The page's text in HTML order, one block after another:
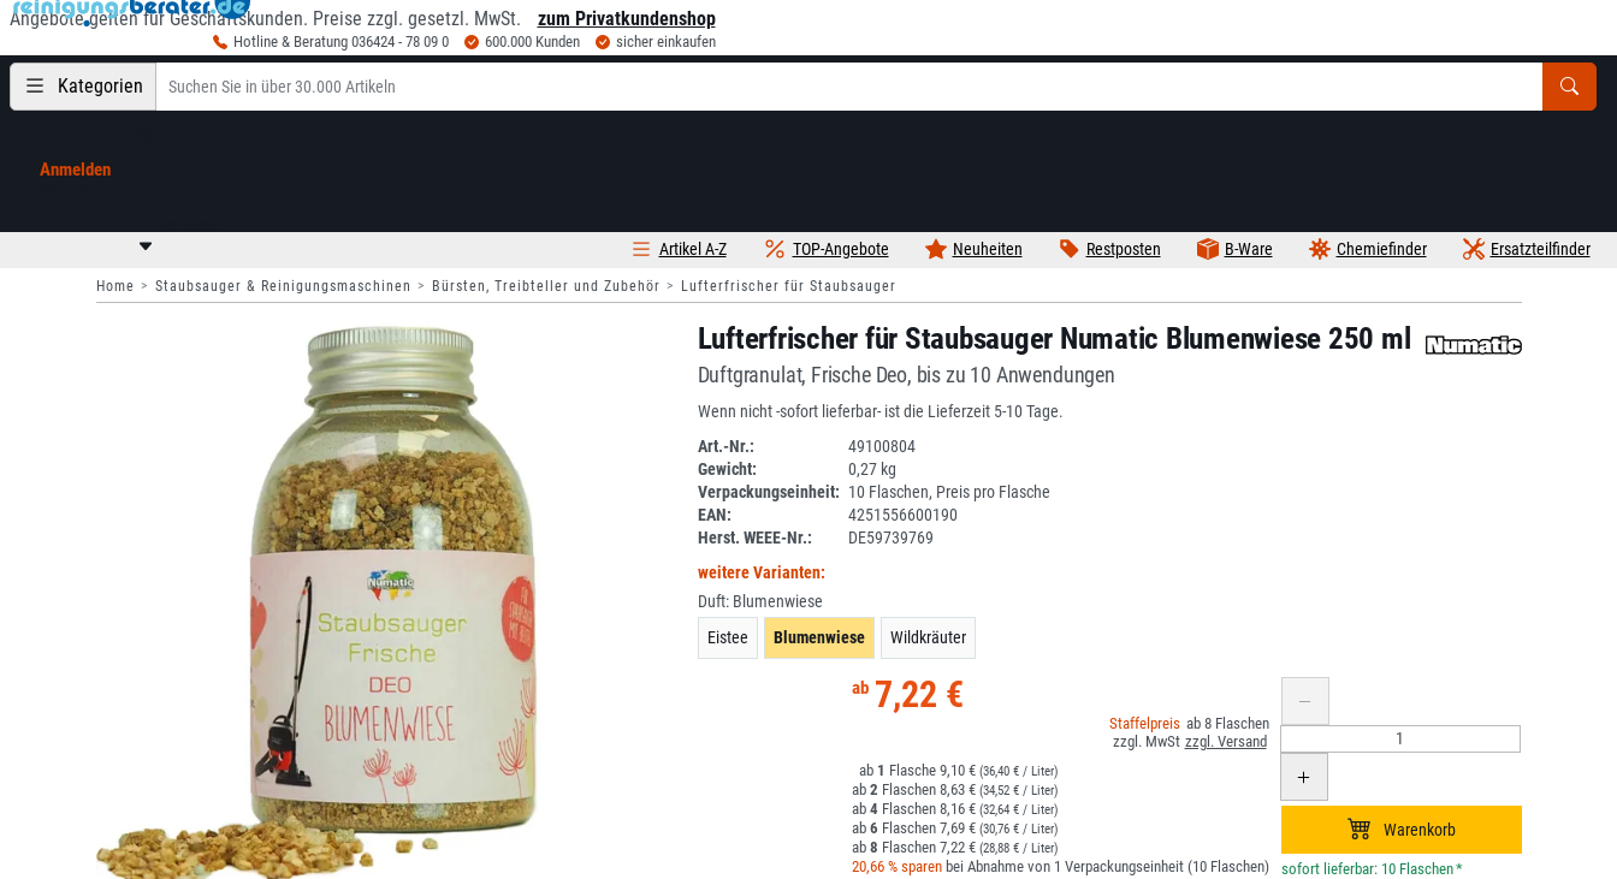
Angebote gelten für Geschäftskunden. Preise zzgl. gesetzl. MwSt. zum Privatkundenshop
Hotline & Beratung 036424 - 78 09 0 600.000 Kunden sicher einkaufen
Kategorien
Anmelden
Ersatzteilfinder
Chemiefinder
B-Ware
Restposten
Neuheiten
TOP-Angebote
Artikel A-Z
Home Staubsauger & Reinigungsmaschinen Bürsten, Treibteller und Zubehör Lufterfrischer für Staubsauger
Lufterfrischer für Staubsauger Numatic Blumenwiese 250 ml
Duftgranulat, Frische Deo, bis zu 10 Anwendungen
Wenn nicht -sofort lieferbar- ist die Lieferzeit 5-10 Tage.
Art.-Nr.:
49100804
Gewicht:
0,27 kg
Verpackungseinheit: 10 Flaschen, Preis pro Flasche
EAN:
4251556600190
Herst. WEEE-Nr.:
DE59739769
weitere Varianten:
Duft: Blumenwiese
Eistee
Blumenwiese Wildkräuter
7,22 €
8
1 9,10 € (36,40 € / Liter)
2 8,63 € (34,52 € / Liter)
4 8,16 € (32,64 € / Liter)
6 7,69 € (30,76 € / Liter)
8 7,22 € (28,88 € / Liter)
20,66 % sparenbei Abnahme von 1 Verpackungseinheit (10 Flaschen) *